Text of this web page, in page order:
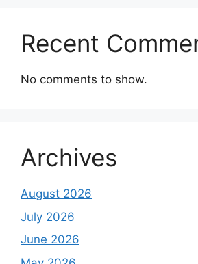
Recent
No comments to show.
Archives
August 2026
July 2026
June 2026